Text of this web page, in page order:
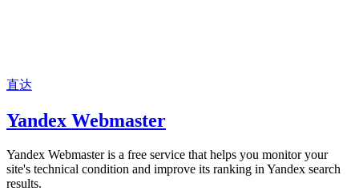
直达
Yandex Webmaster
Yandex Webmaster is a free service that helps you monitor your
site's technical condition and improve its ranking in Yandex search
results.